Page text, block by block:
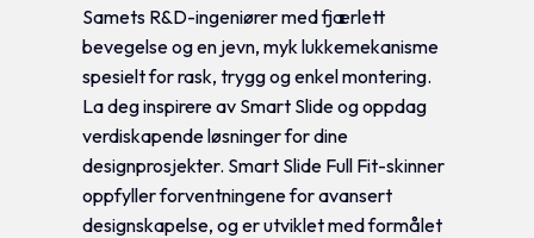
Samets R&D-ingeniører med fjærlett
bevegelse og en jevn, myk lukkemekanisme
spesielt for rask, trygg og enkel montering.
La deg inspirere av Smart Slide og oppdag
verdiskapende løsninger for dine
designprosjekter. Smart Slide Full Fit-skinner
oppfyller forventningene for avansert
designskapelse, og er utviklet med formålet